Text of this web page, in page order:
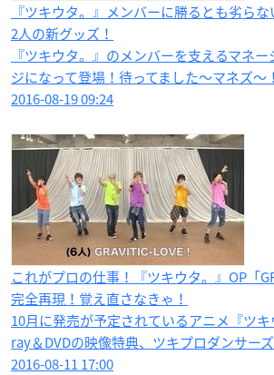
『ツキウタ。』メンバーに勝るとも劣ら
2人の新グッズ！
『ツキウタ。』のメンバーを支えるマネ
ジになって登場！待ってました〜マネズ
2016-08-19 09:24
これがプロの仕事！『ツキウタ。』OP「
完全再現！覚え直さなきゃ！
10月に発売が予定されているアニメ『ツ
ray＆DVDの映像特典、ツキプロダンサー
2016-08-11 17:00